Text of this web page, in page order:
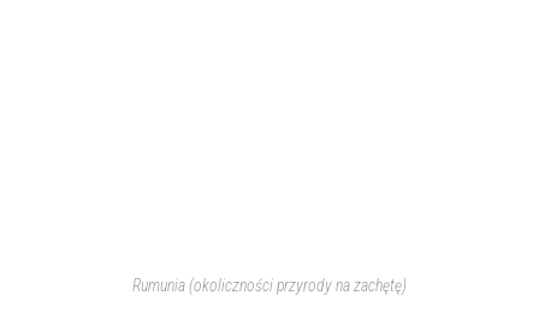
Rumunia (okoliczności przyrody na zachętę)